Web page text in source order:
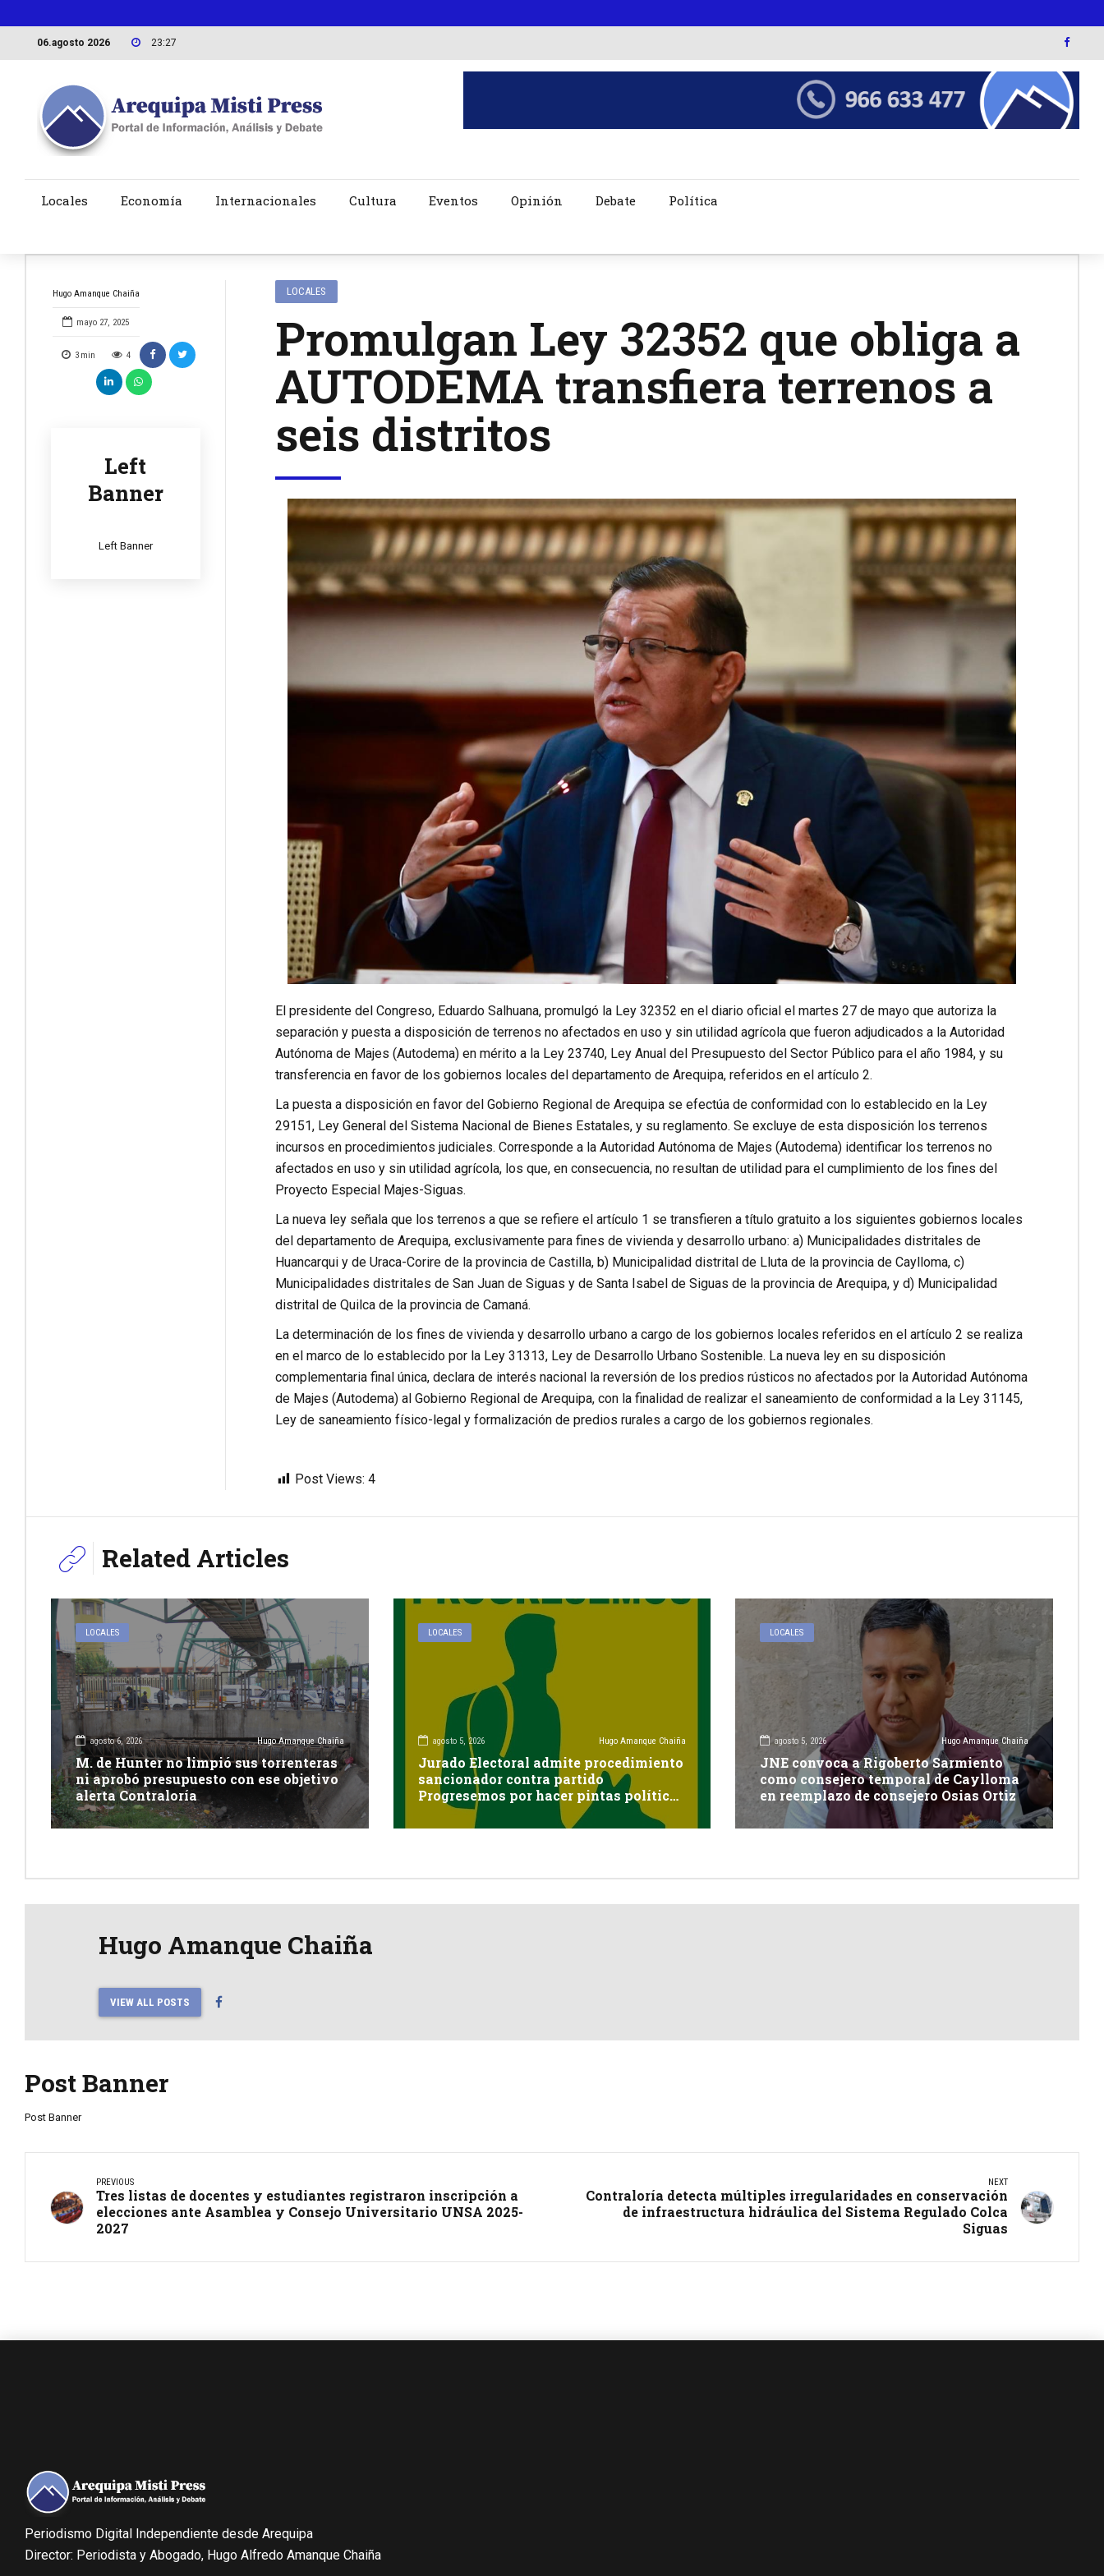
06.agosto 2026 23:27
Locales Economía Internacionales Cultura Eventos Opinión Debate Política
Hugo Amanque Chaiña
mayo 27, 2025
3 min 4
Left
Banner
Left Banner
LOCALES
Promulgan Ley 32352 que obliga a
AUTODEMA transfiera terrenos a
seis distritos
El presidente del Congreso, Eduardo Salhuana, promulgó la Ley 32352 en el diario oficial el martes 27 de mayo que autoriza la
separación y puesta a disposición de terrenos no afectados en uso y sin utilidad agrícola que fueron adjudicados a la Autoridad
Autónoma de Majes (Autodema) en mérito a la Ley 23740, Ley Anual del Presupuesto del Sector Público para el año 1984, y su
transferencia en favor de los gobiernos locales del departamento de Arequipa, referidos en el artículo 2.
La puesta a disposición en favor del Gobierno Regional de Arequipa se efectúa de conformidad con lo establecido en la Ley
29151, Ley General del Sistema Nacional de Bienes Estatales, y su reglamento. Se excluye de esta disposición los terrenos
incursos en procedimientos judiciales. Corresponde a la Autoridad Autónoma de Majes (Autodema) identificar los terrenos no
afectados en uso y sin utilidad agrícola, los que, en consecuencia, no resultan de utilidad para el cumplimiento de los fines del
Proyecto Especial Majes-Siguas.
La nueva ley señala que los terrenos a que se refiere el artículo 1 se transfieren a título gratuito a los siguientes gobiernos locales
del departamento de Arequipa, exclusivamente para fines de vivienda y desarrollo urbano: a) Municipalidades distritales de
Huancarqui y de Uraca-Corire de la provincia de Castilla, b) Municipalidad distrital de Lluta de la provincia de Caylloma, c)
Municipalidades distritales de San Juan de Siguas y de Santa Isabel de Siguas de la provincia de Arequipa, y d) Municipalidad
distrital de Quilca de la provincia de Camaná.
La determinación de los fines de vivienda y desarrollo urbano a cargo de los gobiernos locales referidos en el artículo 2 se realiza
en el marco de lo establecido por la Ley 31313, Ley de Desarrollo Urbano Sostenible. La nueva ley en su disposición
complementaria final única, declara de interés nacional la reversión de los predios rústicos no afectados por la Autoridad Autónoma
de Majes (Autodema) al Gobierno Regional de Arequipa, con la finalidad de realizar el saneamiento de conformidad a la Ley 31145,
Ley de saneamiento físico-legal y formalización de predios rurales a cargo de los gobiernos regionales.
Post Views: 4
Related Articles
LOCALES
agosto 6, 2026 Hugo Amanque Chaiña
M. de Hunter no limpió sus torrenteras
ni aprobó presupuesto con ese objetivo
alerta Contraloría
LOCALES
agosto 5, 2026 Hugo Amanque Chaiña
Jurado Electoral admite procedimiento
sancionador contra partido
Progresemos por hacer pintas políticas
sin autorización en Cayma
LOCALES
agosto 5, 2026 Hugo Amanque Chaiña
JNE convoca a Rigoberto Sarmiento
como consejero temporal de Caylloma
en reemplazo de consejero Osias Ortiz
Hugo Amanque Chaiña
VIEW ALL POSTS
Post Banner
Post Banner
PREVIOUS
Tres listas de docentes y estudiantes registraron inscripción a
elecciones ante Asamblea y Consejo Universitario UNSA 2025-
2027
NEXT
Contraloría detecta múltiples irregularidades en conservación
de infraestructura hidráulica del Sistema Regulado Colca
Siguas
Periodismo Digital Independiente desde Arequipa
Director: Periodista y Abogado, Hugo Alfredo Amanque Chaiña